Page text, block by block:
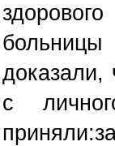
доказали,
с